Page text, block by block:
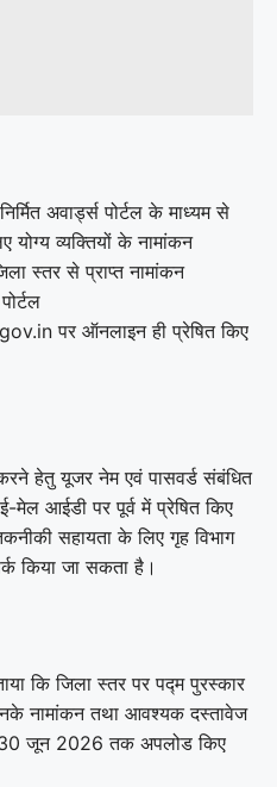
अवार्ड्स पोर्टल के माध्यम से
योग्य व्यक्तियों के नामांकन
स्तर से प्राप्त नामांकन
पर ऑनलाइन ही प्रेषित किए
हेतु यूजर नेम एवं पासवर्ड संबंधित
मेल आईडी पर पूर्व में प्रेषित किए
सहायता के लिए गृह विभाग
किया जा सकता है।
कि जिला स्तर पर पद्म पुरस्कार
नामांकन तथा आवश्यक दस्तावेज
30 जून 2026 तक अपलोड किए